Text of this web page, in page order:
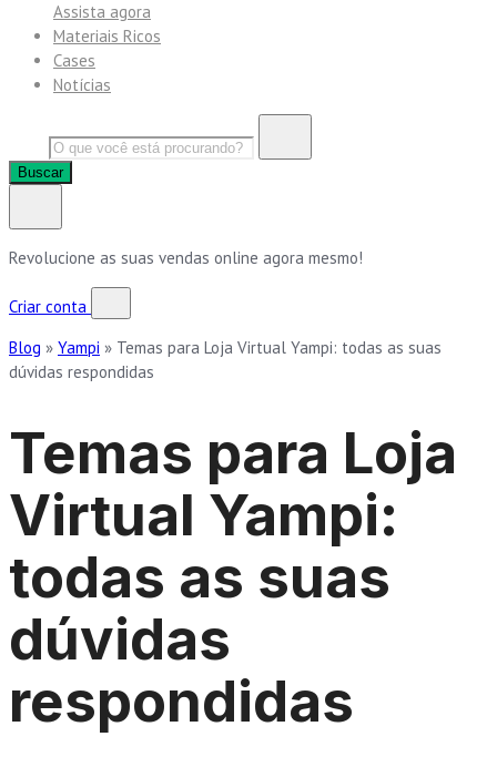
Assista agora
Materiais Ricos
Cases
Notícias
Buscar
Revolucione as suas vendas online agora mesmo!
Criar conta
Blog » Yampi » Temas para Loja Virtual Yampi: todas as suas
dúvidas respondidas
Temas para Loja
Virtual Yampi:
todas as suas
dúvidas
respondidas